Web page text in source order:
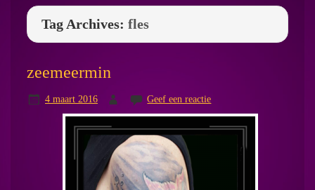
Tag Archives: fles
zeemeermin
4 maart 2016 Geef een reactie